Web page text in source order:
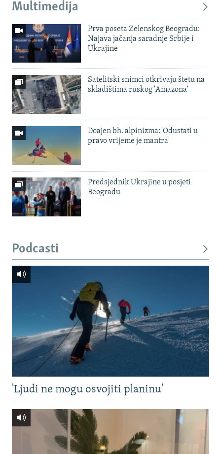
Multimedija
Prva poseta Zelenskog Beogradu:
Najava jačanja saradnje Srbije i
Ukrajine
Satelitski snimci otkrivaju štetu na
skladištima ruskog 'Amazona'
Doajen bh. alpinizma: 'Odustati u
pravo vrijeme je mantra'
Predsjednik Ukrajine u posjeti
Beogradu
Podcasti
'Ljudi ne mogu osvojiti planinu'